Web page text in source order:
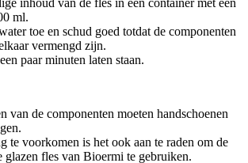
inhoud van de fles in een container met een
ml.
toe en schud goed totdat de componenten
vermengd zijn.
paar minuten laten staan.
van de componenten moeten handschoenen
te voorkomen is het ook aan te raden om de
glazen fles van Bioermi te gebruiken.